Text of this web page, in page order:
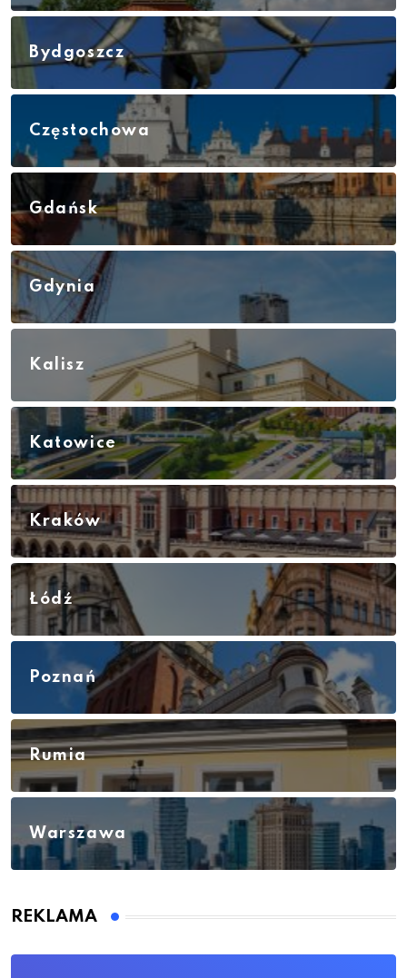
Bydgoszcz
Częstochowa
Gdańsk
Gdynia
Kalisz
Katowice
Kraków
Łódź
Poznań
Rumia
Warszawa
REKLAMA